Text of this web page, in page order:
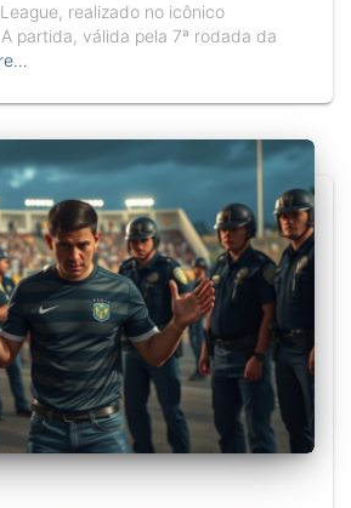
realizado no icônico
partida, válida pela 7ª rodada da